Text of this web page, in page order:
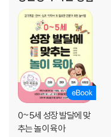
치기 놀이│종이컵 장애물 시
:: 일상생활에서 우리 아이 바
:: 작업치료사 선생님과 함께
PART 3 손 발달을 위한 감각
무작정 가위질 연습을 시킨다
0~5세 성장 발달에 맞
추는 놀이 육아